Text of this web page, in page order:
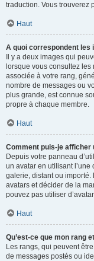
traduction. Vous trouverez
Haut
A quoi correspondent les
Il y a deux images qui
lorsque vous consultez les
associée à votre rang,
nombre de messages ou
plus grande, est connue
propre à chaque membre.
Haut
Comment puis-je afficher
Depuis votre panneau
un avatar en utilisant l’une
galerie, distant ou importé.
avatars et décider de la
pouvez pas utiliser
Haut
Qu’est-ce que mon rang
Les rangs, qui peuvent
de messages postés ou